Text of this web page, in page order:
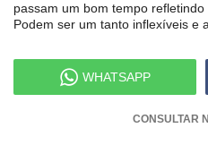
passam um bom tempo
Podem ser um tanto inflexíveis e
WHATSAPP
CONSULTAR